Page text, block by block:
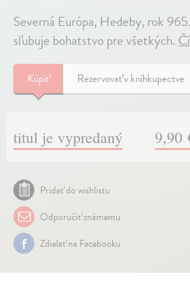
Severná Európa, Hedeby, rok
sľubuje bohatstvo pre všetkých.
Kúpiť Rezervovať v kníhkupectve
titul je vypredaný 9,90
Pridať do wishlistu
Odporučiť známemu
Zdielať na Facebooku